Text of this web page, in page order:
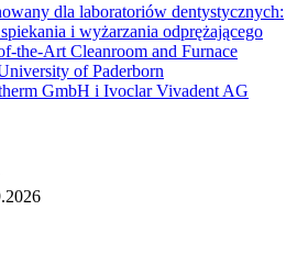
dla laboratoriów dentystycznych:
i wyżarzania odprężającego
the-Art Cleanroom and Furnace
of Paderborn
GmbH i Ivoclar Vivadent AG